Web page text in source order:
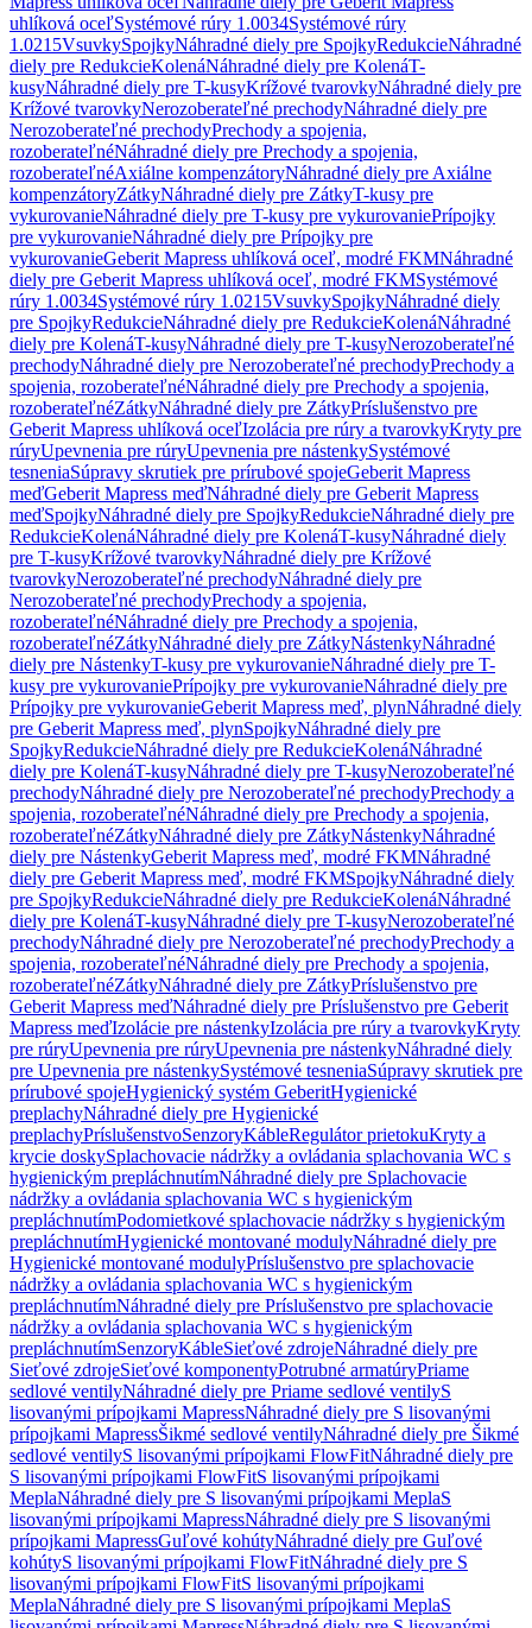
uhlíková oceľSystémové rúry 1.0034Systémové rúry
1.0215VsuvkySpojkyNáhradné diely pre SpojkyRedukcieNáhradné
diely pre RedukcieKolenáNáhradné diely pre KolenáT-
kusyNáhradné diely pre T-kusyKrížové tvarovkyNáhradné diely pre
Krížové tvarovkyNerozoberateľné prechodyNáhradné diely pre
Nerozoberateľné prechodyPrechody a spojenia,
rozoberateľnéNáhradné diely pre Prechody a spojenia,
rozoberateľnéAxiálne kompenzátoryNáhradné diely pre Axiálne
kompenzátoryZátkyNáhradné diely pre ZátkyT-kusy pre
vykurovanieNáhradné diely pre T-kusy pre vykurovaniePrípojky
pre vykurovanieNáhradné diely pre Prípojky pre
vykurovanieGeberit Mapress uhlíková oceľ, modré FKMNáhradné
diely pre Geberit Mapress uhlíková oceľ, modré FKMSystémové
rúry 1.0034Systémové rúry 1.0215VsuvkySpojkyNáhradné diely
pre SpojkyRedukcieNáhradné diely pre RedukcieKolenáNáhradné
diely pre KolenáT-kusyNáhradné diely pre T-kusyNerozoberateľné
prechodyNáhradné diely pre Nerozoberateľné prechodyPrechody a
spojenia, rozoberateľnéNáhradné diely pre Prechody a spojenia,
rozoberateľnéZátkyNáhradné diely pre ZátkyPríslušenstvo pre
Geberit Mapress uhlíková oceľIzolácia pre rúry a tvarovkyKryty pre
rúryUpevnenia pre rúryUpevnenia pre nástenkySystémové
tesneniaSúpravy skrutiek pre prírubové spojeGeberit Mapress
meďGeberit Mapress meďNáhradné diely pre Geberit Mapress
meďSpojkyNáhradné diely pre SpojkyRedukcieNáhradné diely pre
RedukcieKolenáNáhradné diely pre KolenáT-kusyNáhradné diely
pre T-kusyKrížové tvarovkyNáhradné diely pre Krížové
tvarovkyNerozoberateľné prechodyNáhradné diely pre
Nerozoberateľné prechodyPrechody a spojenia,
rozoberateľnéNáhradné diely pre Prechody a spojenia,
rozoberateľnéZátkyNáhradné diely pre ZátkyNástenkyNáhradné
diely pre NástenkyT-kusy pre vykurovanieNáhradné diely pre T-
kusy pre vykurovaniePrípojky pre vykurovanieNáhradné diely pre
Prípojky pre vykurovanieGeberit Mapress meď, plynNáhradné diely
pre Geberit Mapress meď, plynSpojkyNáhradné diely pre
SpojkyRedukcieNáhradné diely pre RedukcieKolenáNáhradné
diely pre KolenáT-kusyNáhradné diely pre T-kusyNerozoberateľné
prechodyNáhradné diely pre Nerozoberateľné prechodyPrechody a
spojenia, rozoberateľnéNáhradné diely pre Prechody a spojenia,
rozoberateľnéZátkyNáhradné diely pre ZátkyNástenkyNáhradné
diely pre NástenkyGeberit Mapress meď, modré FKMNáhradné
diely pre Geberit Mapress meď, modré FKMSpojkyNáhradné diely
pre SpojkyRedukcieNáhradné diely pre RedukcieKolenáNáhradné
diely pre KolenáT-kusyNáhradné diely pre T-kusyNerozoberateľné
prechodyNáhradné diely pre Nerozoberateľné prechodyPrechody a
spojenia, rozoberateľnéNáhradné diely pre Prechody a spojenia,
rozoberateľnéZátkyNáhradné diely pre ZátkyPríslušenstvo pre
Geberit Mapress meďNáhradné diely pre Príslušenstvo pre Geberit
Mapress meďIzolácie pre nástenkyIzolácia pre rúry a tvarovkyKryty
pre rúryUpevnenia pre rúryUpevnenia pre nástenkyNáhradné diely
pre Upevnenia pre nástenkySystémové tesneniaSúpravy skrutiek pre
prírubové spojeHygienický systém GeberitHygienické
preplachyNáhradné diely pre Hygienické
preplachyPríslušenstvoSenzoryKábleRegulátor prietokuKryty a
krycie doskySplachovacie nádržky a ovládania splachovania WC s
hygienickým prepláchnutímNáhradné diely pre Splachovacie
nádržky a ovládania splachovania WC s hygienickým
prepláchnutímPodomietkové splachovacie nádržky s hygienickým
prepláchnutímHygienické montované modulyNáhradné diely pre
Hygienické montované modulyPríslušenstvo pre splachovacie
nádržky a ovládania splachovania WC s hygienickým
prepláchnutímNáhradné diely pre Príslušenstvo pre splachovacie
nádržky a ovládania splachovania WC s hygienickým
prepláchnutímSenzoryKábleSieťové zdrojeNáhradné diely pre
Sieťové zdrojeSieťové komponentyPotrubné armatúryPriame
sedlové ventilyNáhradné diely pre Priame sedlové ventilyS
lisovanými prípojkami MapressNáhradné diely pre S lisovanými
prípojkami MapressŠikmé sedlové ventilyNáhradné diely pre Šikmé
sedlové ventilyS lisovanými prípojkami FlowFitNáhradné diely pre
S lisovanými prípojkami FlowFitS lisovanými prípojkami
MeplaNáhradné diely pre S lisovanými prípojkami MeplaS
lisovanými prípojkami MapressNáhradné diely pre S lisovanými
prípojkami MapressGuľové kohútyNáhradné diely pre Guľové
kohútyS lisovanými prípojkami FlowFitNáhradné diely pre S
lisovanými prípojkami FlowFitS lisovanými prípojkami
MeplaNáhradné diely pre S lisovanými prípojkami MeplaS